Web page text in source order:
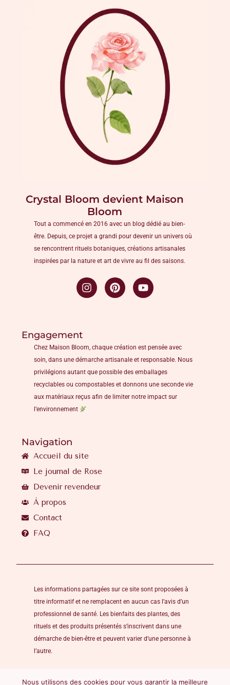
Crystal Bloom devient Maison
Bloom
Tout a commencé en 2016 avec un blog dédié au bien-
être. Depuis, ce projet a grandi pour devenir un univers où
se rencontrent rituels botaniques, créations artisanales
inspirées par la nature et art de vivre au fil des saisons.
Engagement
Chez Maison Bloom, chaque création est pensée avec
soin, dans une démarche artisanale et responsable. Nous
privilégions autant que possible des emballages
recyclables ou compostables et donnons une seconde vie
aux matériaux reçus afin de limiter notre impact sur
l’environnement
Navigation
Accueil du site
Le journal de Rose
Devenir revendeur
À propos
Contact
FAQ
Les informations partagées sur ce site sont proposées à
titre informatif et ne remplacent en aucun cas l’avis d’un
professionnel de santé. Les bienfaits des plantes, des
rituels et des produits présentés s’inscrivent dans une
démarche de bien-être et peuvent varier d’une personne à
l’autre.
Nous utilisons des cookies pour vous garantir la meilleure